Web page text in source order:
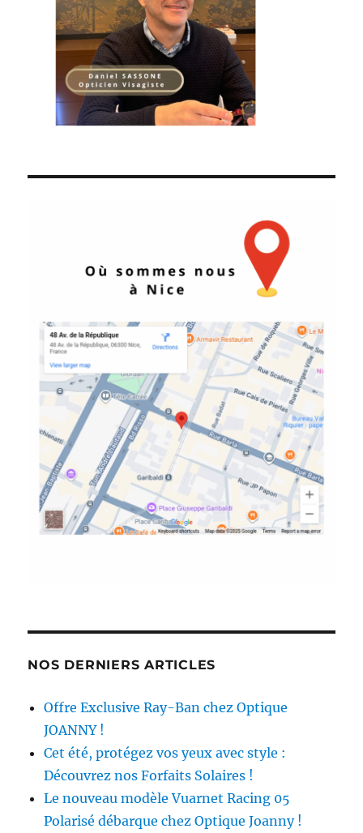
NOS DERNIERS ARTICLES
Offre Exclusive Ray-Ban chez Optique
JOANNY !
Cet été, protégez vos yeux avec style :
Découvrez nos Forfaits Solaires !
Le nouveau modèle Vuarnet Racing 05
Polarisé débarque chez Optique Joanny !